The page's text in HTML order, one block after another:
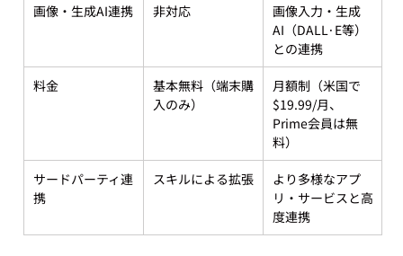
画像・生成AI連携 非対応
画像入力・生成
AI（DALL·E等）
との連携
料金
基本無料（端末購
入のみ）
月額制（米国で
$19.99/月、
Prime会員は無
料）
サードパーティ連
携
スキルによる拡張
より多様なアプ
リ・サービスと高
度連携